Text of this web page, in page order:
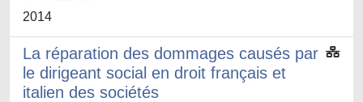
2014
La réparation des dommages causés par
le dirigeant social en droit français et
italien des sociétés